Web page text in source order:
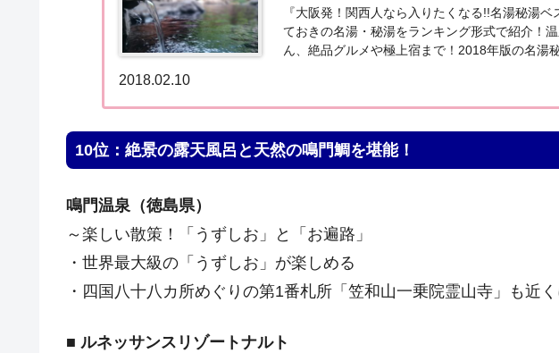
『大阪発！関西人なら入りたくなる!!名湯秘湯
ておきの名湯・秘湯をランキング形式で紹介！
ん、絶品グルメや極上宿まで！2018年版の名湯
2018.02.10
10位：絶景の露天風呂と天然の鳴門鯛を堪能！
鳴門温泉（徳島県）
～楽しい散策！「うずしお」と「お遍路」
・世界最大級の「うずしお」が楽しめる
・四国八十八カ所めぐりの第1番札所「笠和山一乗院霊山寺」も近く
■ ルネッサンスリゾートナルト